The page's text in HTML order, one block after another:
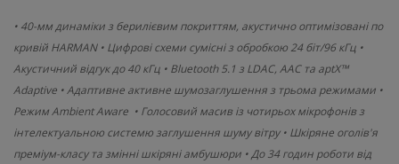
• 40-мм динаміки з берилієвим покриттям, акустично оптимізовані по
кривій HARMAN• Цифрові схеми сумісні з обробкою 24 біт/96 кГц •
Акустичний відгук до 40 кГц • Bluetooth 5.1 з LDAC, AAC та aptX™
Adaptive • Адаптивне активне шумозаглушення з трьома режимами •
Режим Ambient Aware • Голосовий масив із чотирьох мікрофонів з
інтелектуальною системю заглушення шуму вітру• Шкіряне оголів'я
преміум-класу та змінні шкіряні амбушюри • До 34 годин роботи від